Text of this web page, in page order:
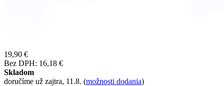
19,90 €
Bez DPH: 16,18 €
Skladom
doručíme už zajtra, 11.8. (možnosti dodania)